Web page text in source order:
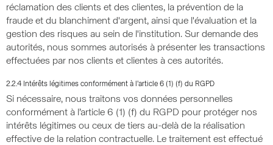
réclamation des clients et des clientes, la prévention de la
fraude et du blanchiment d'argent, ainsi que l'évaluation et la
gestion des risques au sein de l'institution. Sur demande des
autorités, nous sommes autorisés à présenter les transactions
effectuées par nos clients et clientes à ces autorités.
2.2.4 Intérêts légitimes conformément à l’article 6 (1) (f) du RGPD
Si nécessaire, nous traitons vos données personnelles
conformément à l’article 6 (1) (f) du RGPD pour protéger nos
intérêts légitimes ou ceux de tiers au-delà de la réalisation
effective de la relation contractuelle. Le traitement est effectué